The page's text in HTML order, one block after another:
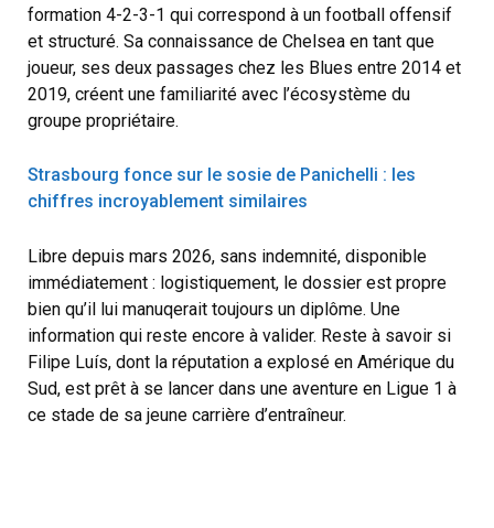
formation 4-2-3-1 qui correspond à un football offensif
et structuré. Sa connaissance de Chelsea en tant que
joueur, ses deux passages chez les Blues entre 2014 et
2019, créent une familiarité avec l’écosystème du
groupe propriétaire.
Strasbourg fonce sur le sosie de Panichelli : les
chiffres incroyablement similaires
Libre depuis mars 2026, sans indemnité, disponible
immédiatement : logistiquement, le dossier est propre
bien qu’il lui manuqerait toujours un diplôme. Une
information qui reste encore à valider. Reste à savoir si
Filipe Luís, dont la réputation a explosé en Amérique du
Sud, est prêt à se lancer dans une aventure en Ligue 1 à
ce stade de sa jeune carrière d’entraîneur.